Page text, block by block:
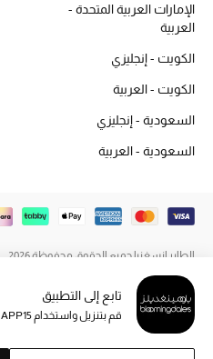
العناية بالبشرة
مستحضرات العناية
مستحضرات الاستحمام والعناية بالجسم
هدايا
مجموعة الجمال
الجمال في بلوميز
تابع إلى التطبيق
قم بتنزيل واستخدام APP15 بخصم 15٪
الإمارات العربية المتحدة -
العربية
الكويت - إنجليزي
الكويت - العربية
السعودية - إنجليزي
السعودية - العربية
الطاير إنسغنيا جميع الحقوق محفوظة 2026